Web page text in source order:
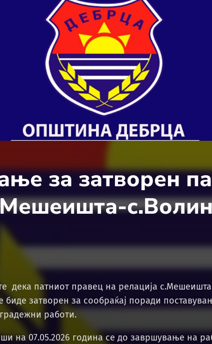
за затворен
дека патниот правец на релација
затворен за сообраќај поради
работи.
на 07.05.2026 година се до завршување на